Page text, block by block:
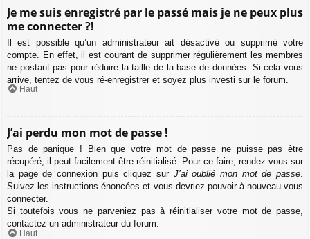
Je me suis enregistré par le passé mais je ne peux plus
me connecter ?!
Il est possible qu’un administrateur ait désactivé ou supprimé votre
compte. En effet, il est courant de supprimer régulièrement les membres
ne postant pas pour réduire la taille de la base de données. Si cela vous
arrive, tentez de vous ré-enregistrer et soyez plus investi sur le forum.
Haut
J’ai perdu mon mot de passe !
Pas de panique ! Bien que votre mot de passe ne puisse pas être
récupéré, il peut facilement être réinitialisé. Pour ce faire, rendez vous sur
la page de connexion puis cliquez sur J’ai oublié mon mot de passe.
Suivez les instructions énoncées et vous devriez pouvoir à nouveau vous
connecter.
Si toutefois vous ne parveniez pas à réinitialiser votre mot de passe,
contactez un administrateur du forum.
Haut